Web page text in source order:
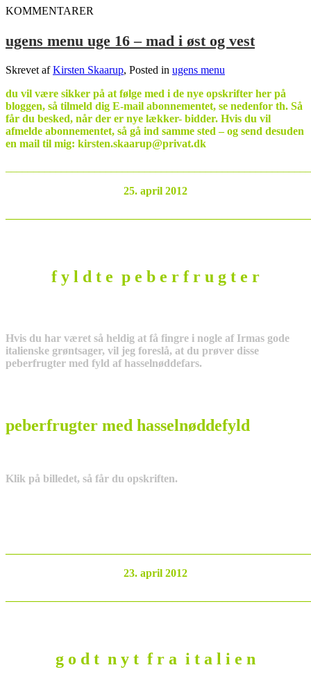
KOMMENTARER
ugens menu uge 16 – mad i øst og vest
Skrevet afKirsten Skaarup, Posted in ugens menu
du vil være sikker på at følge med i de nye opskrifter her på
bloggen, så tilmeld dig E-mail abonnementet, se nedenfor th. Så
får du besked, når der er nye lækker- bidder. Hvis du vil
afmelde abonnementet, så gå ind samme sted – og send desuden
en mail til mig: kirsten.skaarup@privat.dk
25. april 2012
f y l d t e p e b e r f r u g t e r
Hvis du har været så heldig at få fingre i nogle af Irmas gode
italienske grøntsager, vil jeg foreslå, at du prøver disse
peberfrugter med fyld af hasselnøddefars.
peberfrugter med hasselnøddefyld
Klik på billedet, så får du opskriften.
23. april 2012
g o d t n y t f r a i t a l i e n